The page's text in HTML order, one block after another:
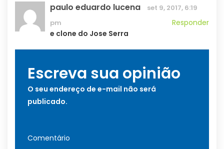
paulo eduardo lucena
set 9, 2017, 6:19
pm
Responder
e clone do Jose Serra
Escreva sua opinião
O seu endereço de e-mail não será
publicado.
Comentário